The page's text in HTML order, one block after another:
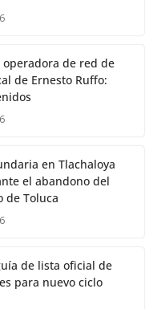
operadora de red de
de Ernesto Ruffo:
en Tlachaloya
el abandono del
de Toluca
de lista oficial de
para nuevo ciclo